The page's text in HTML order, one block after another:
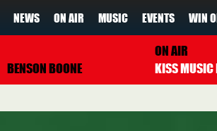
NEWS ON AIR MUSIC EVENTS WIN
BENSON BOONE
ON AIR